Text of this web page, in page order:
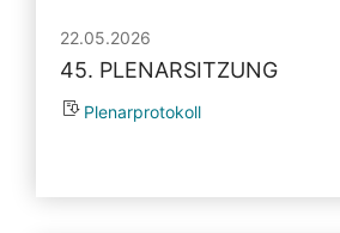
22.05.2026
45. PLENARSITZUNG
Plenarprotokoll